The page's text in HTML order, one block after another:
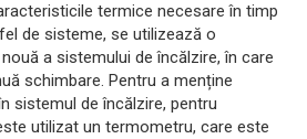
termice necesare în timp
de sisteme, se utilizează o
a sistemului de încălzire, în care
schimbare. Pentru a menține
sistemul de încălzire, pentru
utilizat un termometru, care este